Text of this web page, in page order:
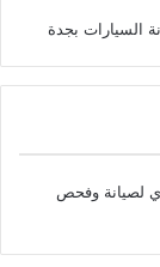
السيارات بجدة
لصيانة وفحص